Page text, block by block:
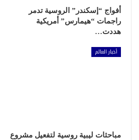
أفواج “إسكندر” الروسية تدمر
راجمات “هيمارس” أمريكية
هددت…
أخبار العالم
مباحثات ليبية روسية لتفعيل مشروع